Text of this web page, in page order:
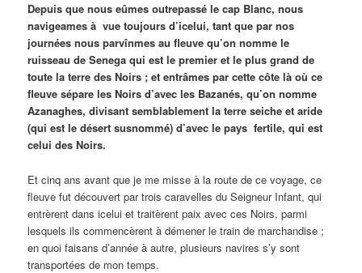
Depuis que nous eûmes outrepassé le cap Blanc, nous
navigeames à vue toujours d’icelui, tant que par nos
journées nous parvînmes au fleuve qu’on nomme le
ruisseau de Senega qui est le premier et le plus grand de
toute la terre des Noirs ; et entrâmes par cette côte là où ce
fleuve sépare les Noirs d’avec les Bazanés, qu’on nomme
Azanaghes, divisant semblablement la terre seiche et aride
(qui est le désert susnommé) d’avec le pays fertile, qui est
celui des Noirs.
Et cinq ans avant que je me misse à la route de ce voyage, ce
fleuve fut découvert par trois caravelles du Seigneur Infant, qui
entrèrent dans icelui et traitèrent paix avec ces Noirs, parmi
lesquels ils commencèrent à démener le train de marchandise ;
en quoi faisans d’année à autre, plusieurs navires s’y sont
transportées de mon temps.